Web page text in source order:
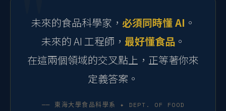
未來的食品科學家， 必須同時懂 AI 。
未來的 AI 工程師， 最好懂食品。
在這兩個領域的交叉點上，正等著你來
定義答案。
── 東海大學食品科學系 ✦ DEPT. OF FOOD